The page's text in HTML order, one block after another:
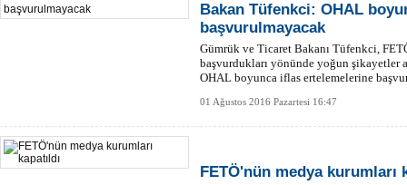
Bakan Tüfenkci: OHAL
başvurulmayacak
Gümrük ve Ticaret Bakanı Tüfenkci,
başvurdukları yönünde yoğun şikayetler
OHAL boyunca iflas ertelemelerine
01 Ağustos 2016 Pazartesi 16:47
FETÖ'nün medya kurumları